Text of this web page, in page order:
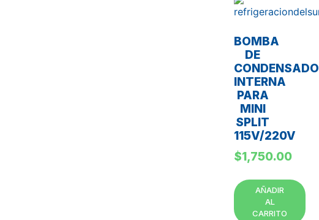
BOMBA
DE
CONDENSADO
INTERNA
PARA
MINI
SPLIT
115V/220V
$1,750.00
AÑADIR
AL
CARRITO